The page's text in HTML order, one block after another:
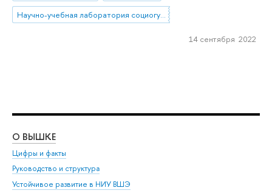
Научно-учебная лаборатория социогуманитарных исследований Севера и Арктики
14 сентября 2022
О ВЫШКЕ
Цифры и факты
Руководство и структура
Устойчивое развитие в НИУ ВШЭ